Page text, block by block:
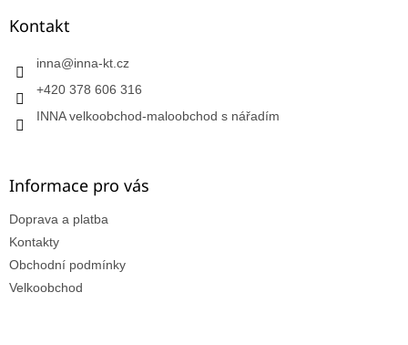
Kontakt
inna@inna-kt.cz
+420 378 606 316
INNA velkoobchod-maloobchod s nářadím
Informace pro vás
Doprava a platba
Kontakty
Obchodní podmínky
Velkoobchod